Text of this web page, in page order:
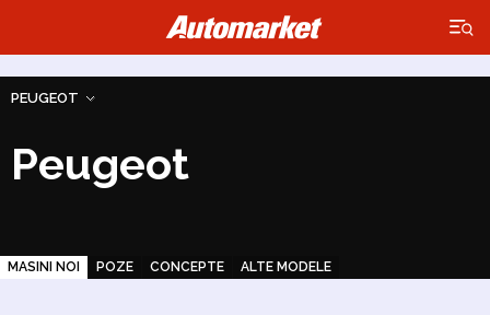
×
PEUGEOT
Peugeot
MASINI NOI POZE CONCEPTE ALTE MODELE